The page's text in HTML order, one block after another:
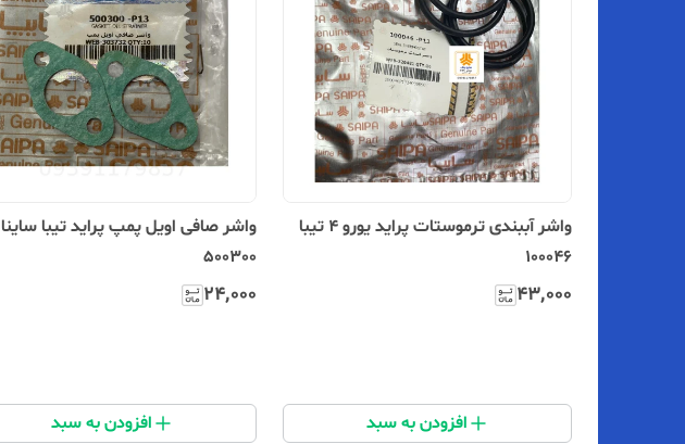
واشر آببندی ترموستات پراید یورو ۴ تیبا
100046
۴۳٬۰۰۰
افزودن به سبد
واشر صافی اویل پمپ پراید تیبا ساینا
500300
۲۴٬۰۰۰
افزودن به سبد